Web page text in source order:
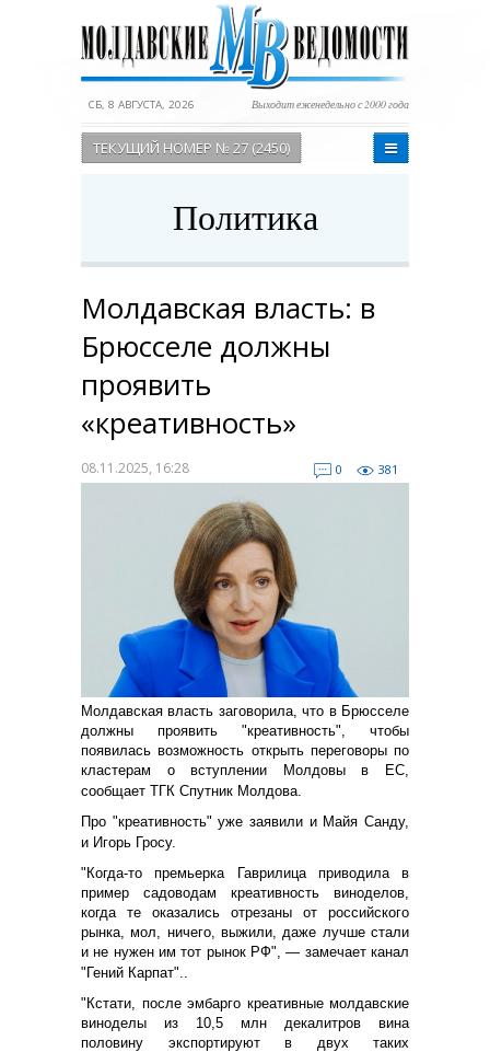
СБ, 8 АВГУСТА, 2026 Выходит еженедельно с 2000 года
ТЕКУЩИЙ НОМЕР № 27 (2450)
Политика
Молдавская власть: в
Брюсселе должны
проявить
«креативность»
08.11.2025, 16:28 0 381
Молдавская власть заговорила, что в Брюсселе
должны проявить "креативность", чтобы
появилась возможность открыть переговоры по
кластерам о вступлении Молдовы в ЕС,
сообщает ТГК Спутник Молдова.
Про "креативность" уже заявили и Майя Санду,
и Игорь Гросу.
"Когда-то премьерка Гаврилица приводила в
пример садоводам креативность виноделов,
когда те оказались отрезаны от российского
рынка, мол, ничего, выжили, даже лучше стали
и не нужен им тот рынок РФ", — замечает канал
"Гений Карпат"..
"Кстати, после эмбарго креативные молдавские
виноделы из 10,5 млн декалитров вина
половину экспортируют в двух таких